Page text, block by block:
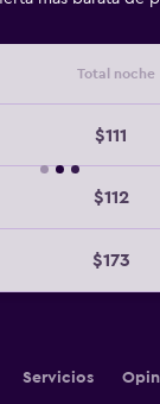
Total noche
$111
$112
$173
Servicios